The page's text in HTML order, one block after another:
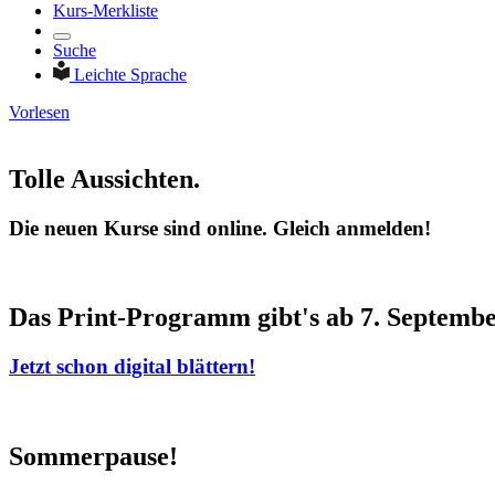
Kurs-Merkliste
Suche
Leichte Sprache
Vorlesen
Tolle Aussichten.
Die neuen Kurse sind online. Gleich anmelden!
Das Print-Programm gibt's ab 7.
Jetzt schon digital blättern!
Sommerpause!